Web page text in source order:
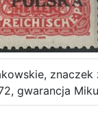
znaczek
gwarancja